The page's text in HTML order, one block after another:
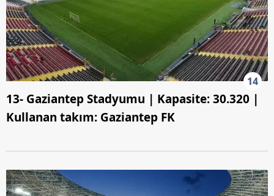
14
13- Gaziantep Stadyumu | Kapasite: 30.320 |
Kullanan takım: Gaziantep FK